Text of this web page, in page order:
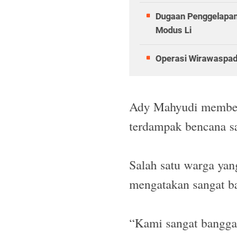
Dugaan
Modus Li
Operasi
Ady Mahyudi
terdampak bencana
Salah satu warga
mengatakan sangat
“Kami sangat